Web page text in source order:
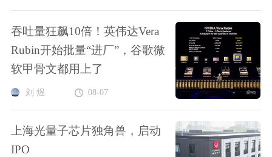
吞吐量狂飙10倍！英伟达Vera
Rubin开始批量“进厂”，谷歌微
软甲骨文都用上了
刘 煜 08-07
上海光量子芯片独角兽，启动
IPO